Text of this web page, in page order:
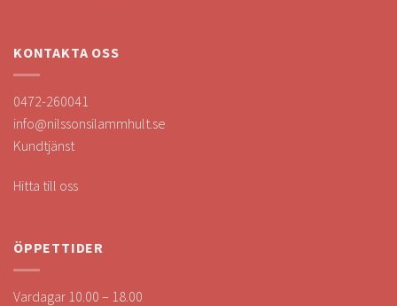
KONTAKTA OSS
0472-260041
info@nilssonsilammhult.se
Kundtjänst
Hitta till oss
ÖPPETTIDER
Vardagar 10.00 – 18.00